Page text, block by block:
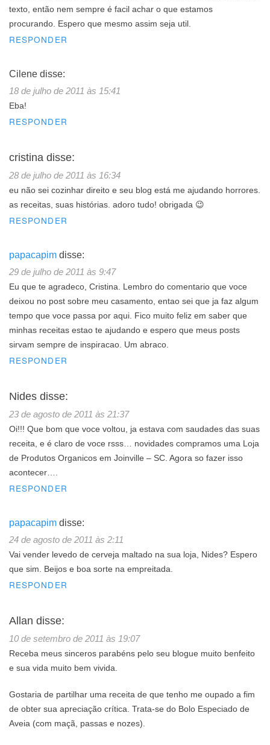
texto, então nem sempre é facil achar o que estamos
procurando. Espero que mesmo assim seja util.
RESPONDER
Cilene disse:
18 de julho de 2011 às 15:41
Eba!
RESPONDER
cristina disse:
28 de julho de 2011 às 16:34
eu não sei cozinhar direito e seu blog está me ajudando horrores.
as receitas, suas histórias. adoro tudo! obrigada 😉
RESPONDER
papacapim disse:
29 de julho de 2011 às 9:47
Eu que te agradeco, Cristina. Lembro do comentario que voce
deixou no post sobre meu casamento, entao sei que ja faz algum
tempo que voce passa por aqui. Fico muito feliz em saber que
minhas receitas estao te ajudando e espero que meus posts
sirvam sempre de inspiracao. Um abraco.
RESPONDER
Nides disse:
23 de agosto de 2011 às 21:37
Oi!!! Que bom que voce voltou, ja estava com saudades das suas
receita, e é claro de voce rsss… novidades compramos uma Loja
de Produtos Organicos em Joinville – SC. Agora so fazer isso
acontecer….
RESPONDER
papacapim disse:
24 de agosto de 2011 às 2:11
Vai vender levedo de cerveja maltado na sua loja, Nides? Espero
que sim. Beijos e boa sorte na empreitada.
RESPONDER
Allan disse:
10 de setembro de 2011 às 19:07
Receba meus sinceros parabéns pelo seu blogue muito benfeito
e sua vida muito bem vivida.
Gostaria de partilhar uma receita de que tenho me oupado a fim
de obter sua apreciação crítica. Trata-se do Bolo Especiado de
Aveia (com maçã, passas e nozes).